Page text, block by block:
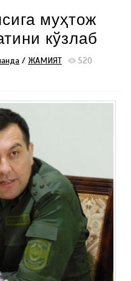
муҳтож
кўзлаб
/ ЖАМИЯТ 520